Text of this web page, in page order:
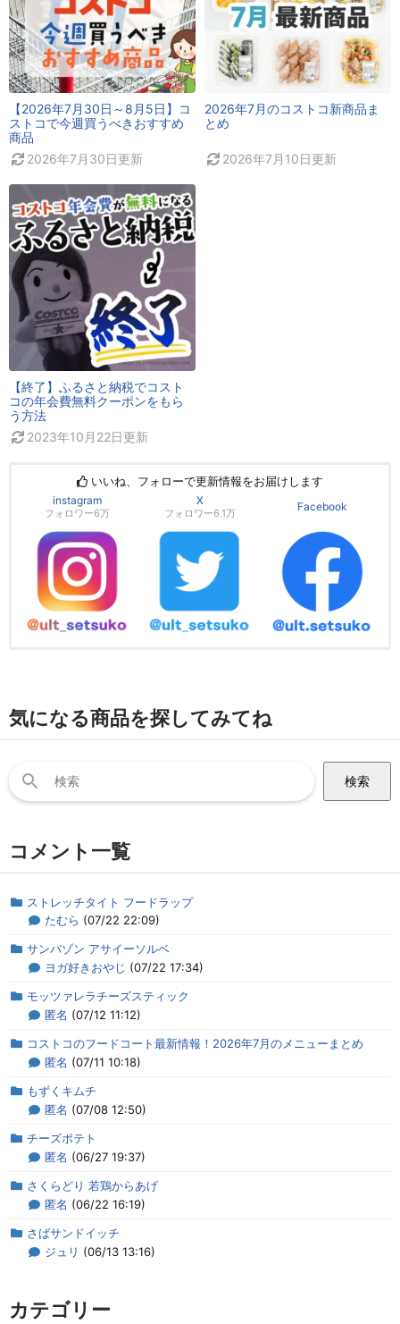
【2026年7月30日～8月5日】コ
ストコで今週買うべきおすすめ
商品
2026年7月30日更新
2026年7月のコストコ新商品ま
とめ
2026年7月10日更新
【終了】ふるさと納税でコスト
コの年会費無料クーポンをもら
う方法
2023年10月22日更新
いいね、フォローで更新情報をお届けします
instagram
フォロワー6万
X
フォロワー6.1万
Facebook
気になる商品を探してみてね
索:
コメント一覧
ストレッチタイト フードラップ
たむら (07/22 22:09)
サンバゾン アサイーソルベ
ヨガ好きおやじ (07/22 17:34)
モッツァレラチーズスティック
匿名 (07/12 11:12)
コストコのフードコート最新情報！2026年7月のメニューまとめ
匿名 (07/11 10:18)
もずくキムチ
匿名 (07/08 12:50)
チーズポテト
匿名 (06/27 19:37)
さくらどり 若鶏からあげ
匿名 (06/22 16:19)
さばサンドイッチ
ジュリ (06/13 13:16)
カテゴリー